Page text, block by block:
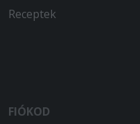
Receptek
FIÓKOD